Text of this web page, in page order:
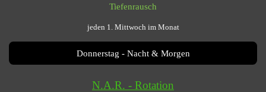
Tiefenrausch
jeden 1. Mittwoch im Monat
Donnerstag - Nacht & Morgen
N.A.R. - Rotation